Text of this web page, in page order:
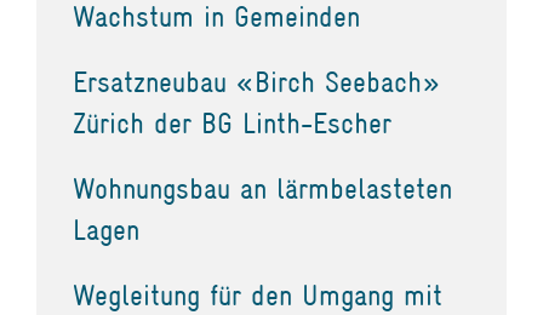
Wachstum in Gemeinden
Ersatzneubau «Birch Seebach»
Zürich der BG Linth-Escher
Wohnungsbau an lärmbelasteten
Lagen
Wegleitung für den Umgang mit